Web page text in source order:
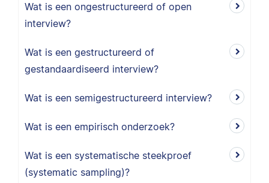
Wat is een ongestructureerd of open
interview?
Wat is een gestructureerd of
gestandaardiseerd interview?
Wat is een semigestructureerd interview?
Wat is een empirisch onderzoek?
Wat is een systematische steekproef
(systematic sampling)?